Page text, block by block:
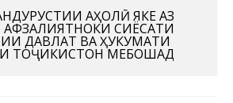
АҲОЛӢ ЯКЕ АЗ
СИЁСАТИ
ДАВЛАТ ВА ҲУКУМАТИ
ТОҶИКИСТОН МЕБОШАД